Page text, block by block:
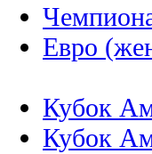
Евро
Кубок
Кубок